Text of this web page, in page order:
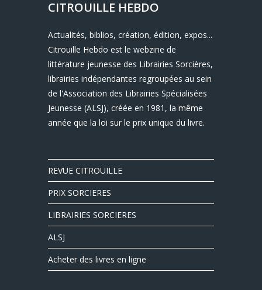
CITROUILLE HEBDO
Actualités, biblios, création, édition, expos...
Citrouille Hebdo est le webzine de
littérature jeunesse des Librairies Sorcières,
librairies indépendantes regroupées au sein
de l'Association des Librairies Spécialisées
Jeunesse (ALSJ), créée en 1981, la même
année que la loi sur le prix unique du livre.
REVUE CITROUILLE
PRIX SORCIERES
LIBRAIRIES SORCIERES
ALSJ
Acheter des livres en ligne